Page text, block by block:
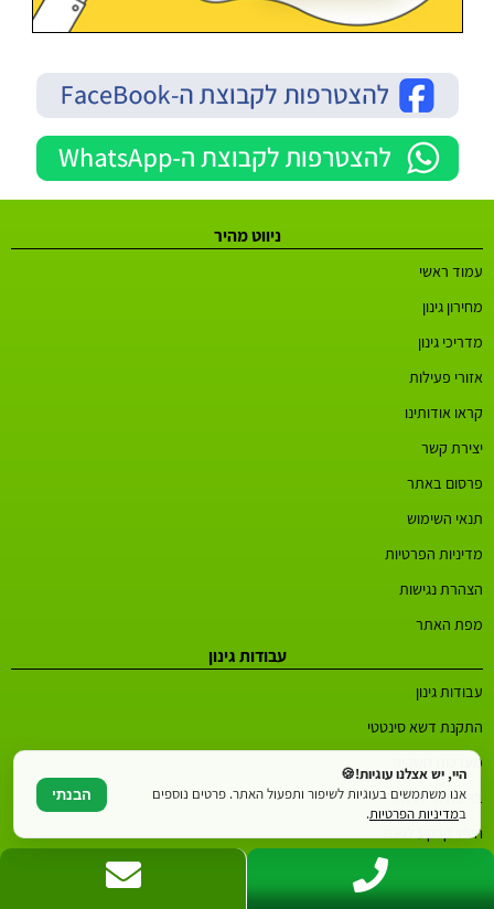
ניווט מהיר
עמוד ראשי
מחירון גינון
מדריכי גינון
אזורי פעילות
קראו אודותינו
יצירת קשר
פרסום באתר
תנאי השימוש
מדיניות הפרטיות
הצהרת נגישות
מפת האתר
עבודות גינון
עבודות גינון
התקנת דשא סינטטי
מערכות השקיה
בריכת נוי לגינה
חיפוי קרקע לגינה
אחזקת גינה
היי, יש אצלנו עוגיות!🍪
אנו משתמשים בעוגיות לשיפור ותפעול האתר. פרטים נוספים
במדיניות הפרטיות.
הבנתי